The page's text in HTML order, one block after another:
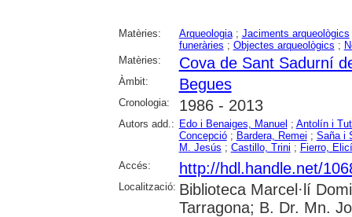
Matèries: Arqueologia; Jaciments arqueològics
funeràries ; Objectes arqueològics ;
Matèries:
Cova de Sant Sadurní
Àmbit: Begues
Cronologia: 1986 - 2013
Autors add.: Edo i Benaiges, Manuel ; Antolín i
Concepció; Bardera, Remei ; Saña i
M. Jesús ; Castillo, Trini ; Fierro,
Accés:
http://hdl.handle.net/
Localització: Biblioteca Marcel·lí
Tarragona; B. Dr. Mn.